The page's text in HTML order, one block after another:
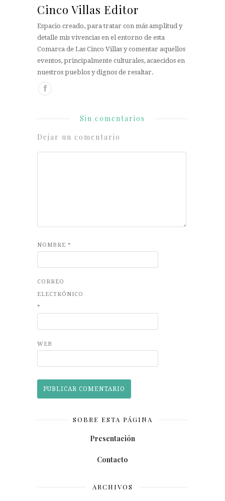
Cinco Villas Editor
Espacio creado, para tratar con más amplitud y
detalle mis vivencias en el entorno de esta
Comarca de Las Cinco Villas y comentar aquellos
eventos, principalmente culturales, acaecidos en
nuestros pueblos y dignos de resaltar.
Sin comentarios
Dejar un comentario
NOMBRE *
CORREO
ELECTRÓNICO
*
WEB
SOBRE ESTA PÁGINA
Presentación
Contacto
ARCHIVOS